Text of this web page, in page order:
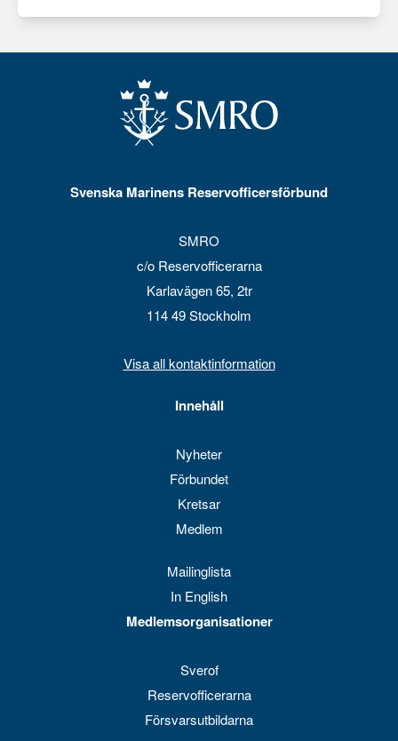
Svenska Marinens Reservofficersförbund
SMRO
c/o Reservofficerarna
Karlavägen 65, 2tr
114 49 Stockholm
Visa all kontaktinformation
Innehåll
Nyheter
Förbundet
Kretsar
Medlem
Mailinglista
In English
Medlemsorganisationer
Sverof
Reservofficerarna
Försvarsutbildarna